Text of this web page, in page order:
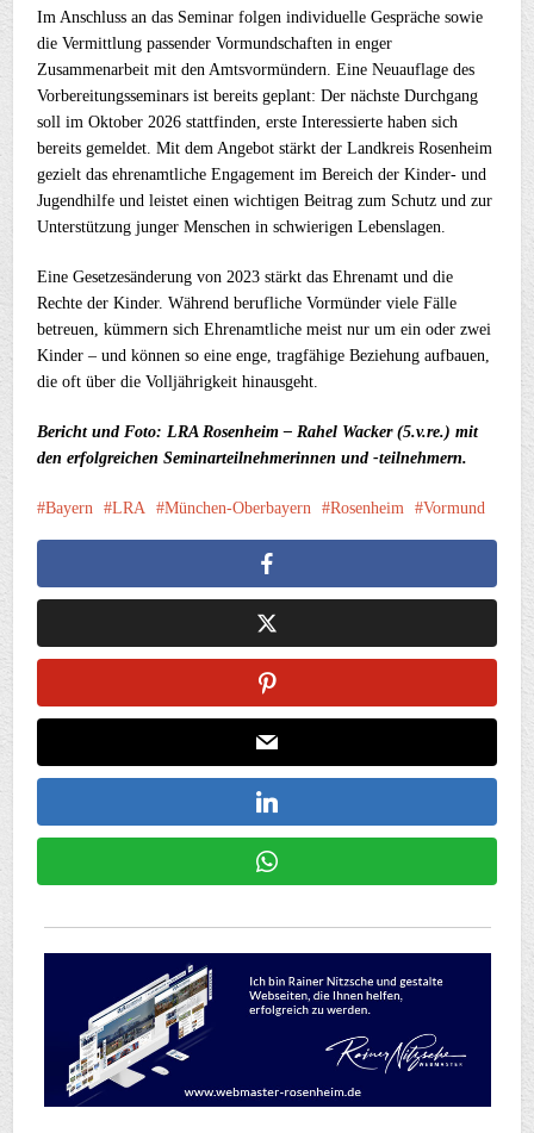
Im Anschluss an das Seminar folgen individuelle Gespräche sowie
die Vermittlung passender Vormundschaften in enger
Zusammenarbeit mit den Amtsvormündern. Eine Neuauflage des
Vorbereitungsseminars ist bereits geplant: Der nächste Durchgang
soll im Oktober 2026 stattfinden, erste Interessierte haben sich
bereits gemeldet. Mit dem Angebot stärkt der Landkreis Rosenheim
gezielt das ehrenamtliche Engagement im Bereich der Kinder- und
Jugendhilfe und leistet einen wichtigen Beitrag zum Schutz und zur
Unterstützung junger Menschen in schwierigen Lebenslagen.
Eine Gesetzesänderung von 2023 stärkt das Ehrenamt und die
Rechte der Kinder. Während berufliche Vormünder viele Fälle
betreuen, kümmern sich Ehrenamtliche meist nur um ein oder zwei
Kinder – und können so eine enge, tragfähige Beziehung aufbauen,
die oft über die Volljährigkeit hinausgeht.
Bericht und Foto: LRA Rosenheim – Rahel Wacker (5.v.re.) mit
den erfolgreichen Seminarteilnehmerinnen und -teilnehmern.
Bayern LRA München-Oberbayern Rosenheim Vormund